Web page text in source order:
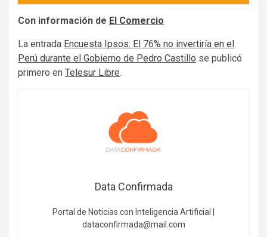
Con información de El Comercio
La entrada Encuesta Ipsos: El 76% no invertiría en el
Perú durante el Gobierno de Pedro Castillo se publicó
primero en Telesur Libre.
Data Confirmada
Portal de Noticias con Inteligencia Artificial |
dataconfirmada@mail.com